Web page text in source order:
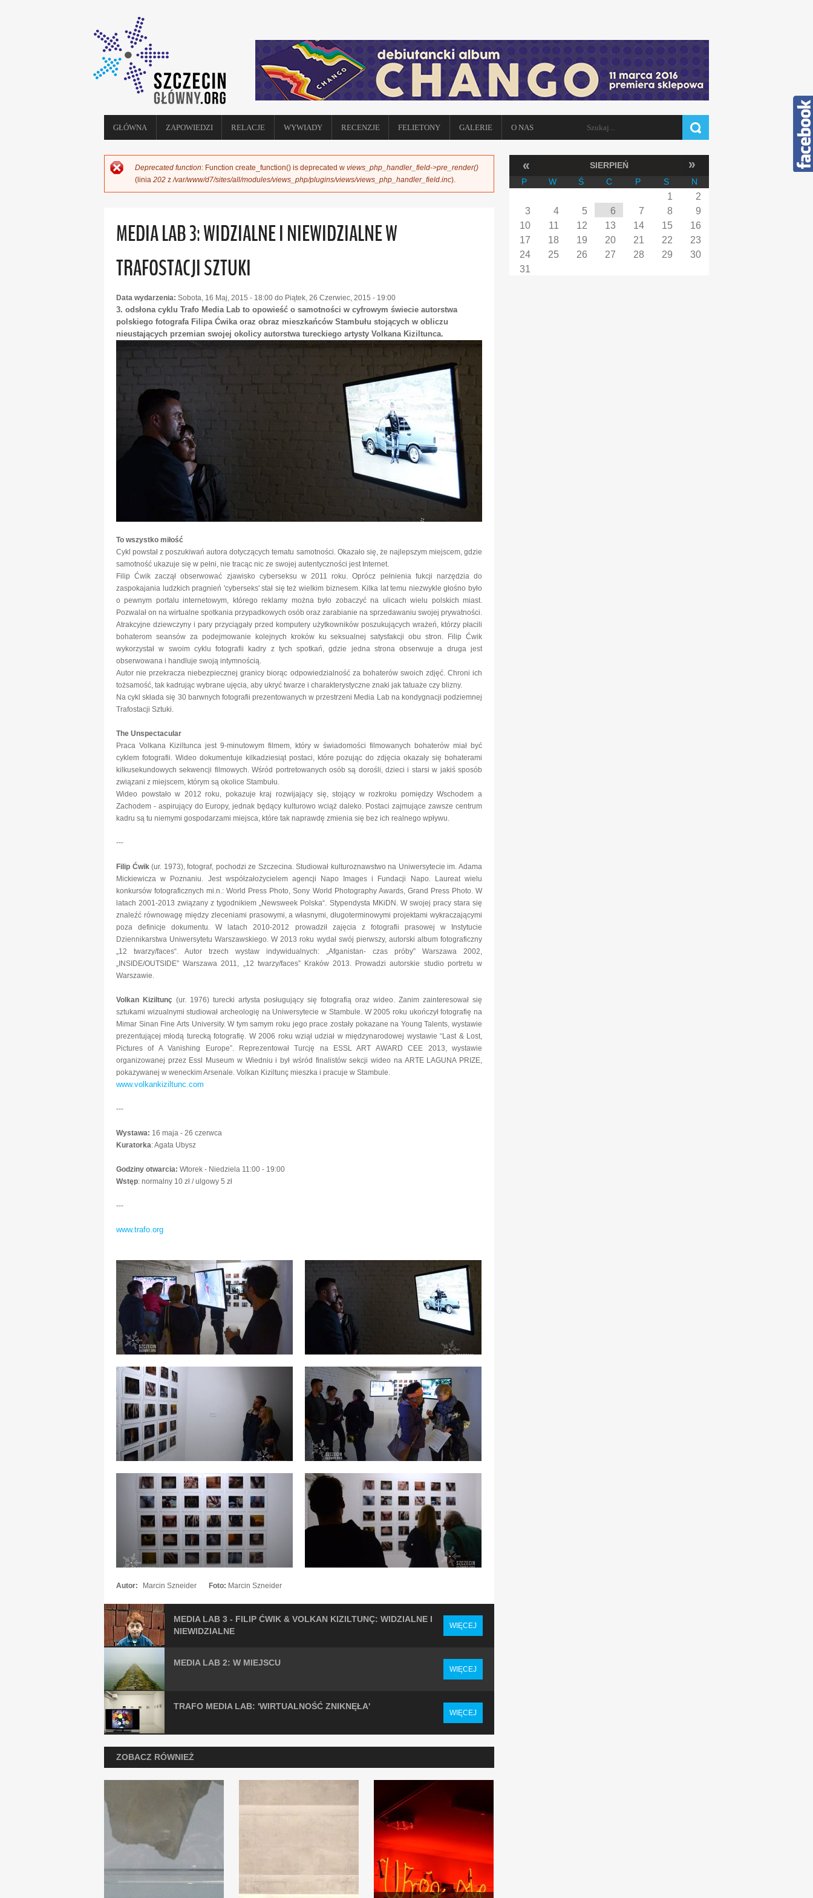
GŁÓWNA ZAPOWIEDZI RELACJE WYWIADY RECENZJE FELIETONY GALERIE O NAS FORMULARZ WYSZUKIWANIA
SIERPIEŃ
« »
P W Ś C P S N
1
2
3
4 5 6 7 8
9
10
11 12 13 14 15
16
17
18 19 20 21 22
23
24
25 26 27 28 29
30
31
KOMUNIKAT O BŁĘDZIE
Deprecated function: Function create_function() is deprecated w views_php_handler_field->pre_render()
(linia 202 z/var/www/d7/sites/all/modules/views_php/plugins/views/views_php_handler_field.inc).
MEDIA LAB 3: WIDZIALNE I NIEWIDZIALNE W
TRAFOSTACJI SZTUKI
Data wydarzenia: Sobota, 16 Maj, 2015 - 18:00 do Piątek, 26 Czerwiec, 2015 - 19:00
3. odsłona cyklu Trafo Media Lab to opowieść o samotności w cyfrowym świecie autorstwa
polskiego fotografa Filipa Ćwika oraz obraz mieszkańców Stambułu stojących w obliczu
nieustających przemian swojej okolicy autorstwa tureckiego artysty Volkana Kiziltunca.
To wszystko miłość
Cykl powstał z poszukiwań autora dotyczących tematu samotności. Okazało się, że najlepszym miejscem, gdzie
samotność ukazuje się w pełni, nie tracąc nic ze swojej autentyczności jest Internet.
Filip Ćwik zaczął obserwować zjawisko cyberseksu w 2011 roku. Oprócz pełnienia fukcji narzędzia do
zaspokajania ludzkich pragnień 'cyberseks' stał się też wielkim biznesem. Kilka lat temu niezwykle głośno było
o pewnym portalu internetowym, którego reklamy można było zobaczyć na ulicach wielu polskich miast.
Pozwalał on na wirtualne spotkania przypadkowych osób oraz zarabianie na sprzedawaniu swojej prywatności.
Atrakcyjne dziewczyny i pary przyciągały przed komputery użytkowników poszukujących wrażeń, którzy płacili
bohaterom seansów za podejmowanie kolejnych kroków ku seksualnej satysfakcji obu stron. Filip Ćwik
wykorzystał w swoim cyklu fotografii kadry z tych spotkań, gdzie jedna strona obserwuje a druga jest
obserwowana i handluje swoją intymnością.
Autor nie przekracza niebezpiecznej granicy biorąc odpowiedzialność za bohaterów swoich zdjęć. Chroni ich
tożsamość, tak kadrując wybrane ujęcia, aby ukryć twarze i charakterystyczne znaki jak tatuaże czy blizny.
Na cykl składa się 30 barwnych fotografii prezentowanych w przestrzeni Media Lab na kondygnacji podziemnej
Trafostacji Sztuki.
The Unspectacular
Praca Volkana Kiziltunca jest 9-minutowym filmem, który w świadomości filmowanych bohaterów miał być
cyklem fotografii. Wideo dokumentuje kilkadziesiąt postaci, które pozując do zdjęcia okazały się bohaterami
kilkusekundowych sekwencji filmowych. Wśród portretowanych osób są dorośli, dzieci i starsi w jakiś sposób
związani z miejscem, którym są okolice Stambułu.
Wideo powstało w 2012 roku, pokazuje kraj rozwijający się, stojący w rozkroku pomiędzy Wschodem a
Zachodem - aspirujący do Europy, jednak będący kulturowo wciąż daleko. Postaci zajmujące zawsze centrum
kadru są tu niemymi gospodarzami miejsca, które tak naprawdę zmienia się bez ich realnego wpływu.
---
Filip Ćwik(ur. 1973), fotograf, pochodzi ze Szczecina. Studiował kulturoznawstwo na Uniwersytecie im. Adama
Mickiewicza w Poznaniu. Jest współzałożycielem agencji Napo Images i Fundacji Napo. Laureat wielu
konkursów fotograficznych mi.n.: World Press Photo, Sony World Photography Awards, Grand Press Photo. W
latach 2001-2013 związany z tygodnikiem „Newsweek Polska“. Stypendysta MKiDN. W swojej pracy stara się
znaleźć równowagę między zleceniami prasowymi, a własnymi, długoterminowymi projektami wykraczającymi
poza definicje dokumentu. W latach 2010-2012 prowadził zajęcia z fotografii prasowej w Instytucie
Dziennikarstwa Uniwersytetu Warszawskiego. W 2013 roku wydał swój pierwszy, autorski album fotograficzny
„12 twarzy/faces“. Autor trzech wystaw indywidualnych: „Afganistan- czas próby” Warszawa 2002,
„INSIDE/OUTSIDE” Warszawa 2011, „12 twarzy/faces” Kraków 2013. Prowadzi autorskie studio portretu w
Warszawie.
Volkan Kiziltunç (ur. 1976) turecki artysta posługujący się fotografią oraz wideo. Zanim zainteresował się
sztukami wizualnymi studiował archeologię na Uniwersytecie w Stambule. W 2005 roku ukończył fotografię na
Mimar Sinan Fine Arts University. W tym samym roku jego prace zostały pokazane na Young Talents, wystawie
prezentującej młodą turecką fotografię. W 2006 roku wziął udział w międzynarodowej wystawie “Last & Lost,
Pictures of A Vanishing Europe”. Reprezentował Turcję na ESSL ART AWARD CEE 2013, wystawie
organizowanej przez Essl Museum w Wiedniu i był wśród finalistów sekcji wideo na ARTE LAGUNA PRIZE,
pokazywanej w weneckim Arsenale. Volkan Kiziltunç mieszka i pracuje w Stambule.
www.volkankiziltunc.com
---
Wystawa: 16 maja - 26 czerwca
Kuratorka: Agata Ubysz
Godziny otwarcia: Wtorek - Niedziela 11:00 - 19:00
Wstęp: normalny 10 zł / ulgowy 5 zł
---
www.trafo.org
Autor: Marcin Szneider Foto: Marcin Szneider
MEDIA LAB 3 - FILIP ĆWIK & VOLKAN KIZILTUNÇ: WIDZIALNE I
NIEWIDZIALNE
WIĘCEJ
MEDIA LAB 2: W MIEJSCU
WIĘCEJ
TRAFO MEDIA LAB: 'WIRTUALNOŚĆ ZNIKNĘŁA'
WIĘCEJ
ZOBACZ RÓWNIEŻ